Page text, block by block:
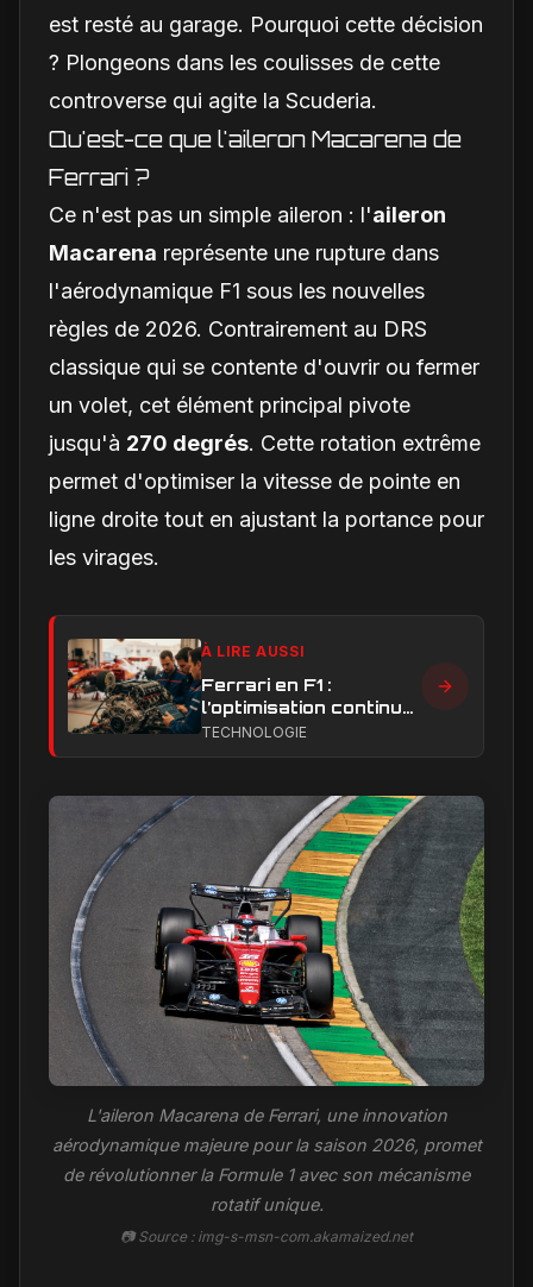
est resté au garage. Pourquoi cette décision
? Plongeons dans les coulisses de cette
controverse qui agite la Scuderia.
Qu'est-ce que l'aileron Macarena de
Ferrari ?
Ce n'est pas un simple aileron : l'aileron
Macarena représente une rupture dans
l'aérodynamique F1 sous les nouvelles
règles de 2026. Contrairement au DRS
classique qui se contente d'ouvrir ou fermer
un volet, cet élément principal pivote
jusqu'à 270 degrés. Cette rotation extrême
permet d'optimiser la vitesse de pointe en
ligne droite tout en ajustant la portance pour
les virages.
À LIRE AUSSI
Ferrari en F1 :
l’optimisation continue,
clé de la remontée et
TECHNOLOGIE
L'aileron Macarena de Ferrari, une innovation
aérodynamique majeure pour la saison 2026, promet
de révolutionner la Formule 1 avec son mécanisme
rotatif unique.
📷 Source : img-s-msn-com.akamaized.net